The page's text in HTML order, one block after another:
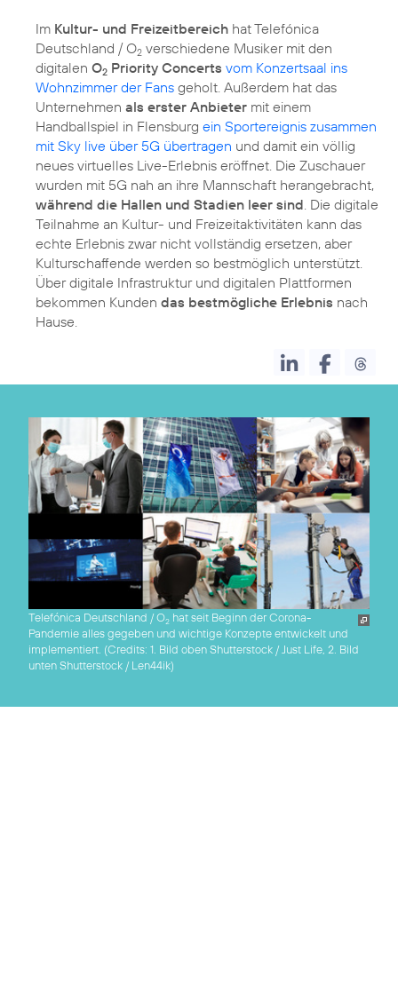
Im Kultur- und Freizeitbereich hat Telefónica
Deutschland / O2 verschiedene Musiker mit den
digitalen O2 Priority Concerts vom Konzertsaal ins
Wohnzimmer der Fans geholt. Außerdem hat das
Unternehmen als erster Anbieter mit einem
Handballspiel in Flensburg ein Sportereignis zusammen
mit Sky live über 5G übertragen und damit ein völlig
neues virtuelles Live-Erlebnis eröffnet. Die Zuschauer
wurden mit 5G nah an ihre Mannschaft herangebracht,
während die Hallen und Stadien leer sind . Die digitale
Teilnahme an Kultur- und Freizeitaktivitäten kann das
echte Erlebnis zwar nicht vollständig ersetzen, aber
Kulturschaffende werden so bestmöglich unterstützt.
Über digitale Infrastruktur und digitalen Plattformen
bekommen Kunden das bestmögliche Erlebnis nach
Hause.
Telefónica Deutschland / O2 hat seit Beginn der Corona-
Pandemie alles gegeben und wichtige Konzepte entwickelt und
implementiert. (Credits: 1. Bild oben Shutterstock / Just Life, 2. Bild
unten Shutterstock / Len44ik)